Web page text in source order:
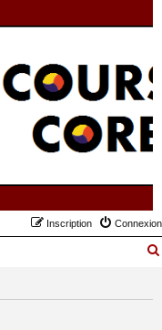
Connexion
Inscription